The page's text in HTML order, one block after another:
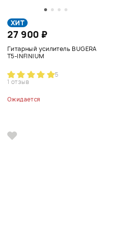
ХИТ
27 900 ₽
Гитарный усилитель BUGERA
T5-INFINIUM
5
1 отзыв
Ожидается